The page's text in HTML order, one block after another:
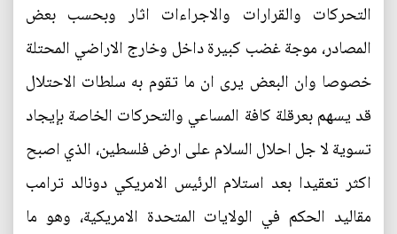
التحركات والقرارات والاجراءات اثار وبحسب بعض
المصادر، موجة غضب كبيرة داخل وخارج الاراضي المحتلة
خصوصا وان البعض يرى ان ما تقوم به سلطات الاحتلال
قد يسهم بعرقلة كافة المساعي والتحركات الخاصة بإيجاد
تسوية لا جل احلال السلام على ارض فلسطين، الذي اصبح
اكثر تعقيدا بعد استلام الرئيس الامريكي دونالد ترامب
مقاليد الحكم في الولايات المتحدة الامريكية، وهو ما